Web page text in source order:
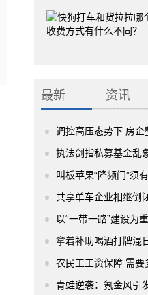
最新 资讯
调控高压态势下 房企
执法剑指私募基金乱
叫板苹果“降频门”须
共享单车企业相继倒
以“一带一路”建设为
拿着补助喝酒打牌混
农民工工资保障 需要
青蛙逆袭：氪金风引